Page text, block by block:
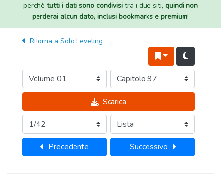
perchè tutti i dati sono condivisi tra i due siti, quindi non
perderai alcun dato, inclusi bookmarks e premium!
Ritorna a Solo Leveling
Scarica
Precedente Successivo